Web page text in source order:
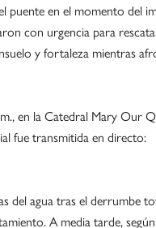
puente en el momento del
con urgencia para
y fortaleza mientras
en la Catedral Mary Our
fue transmitida en directo:
del agua tras el derrumbe
A media tarde, según